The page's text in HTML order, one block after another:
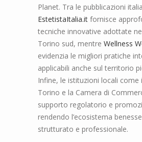
Planet. Tra le pubblicazioni
EstetistaItalia.it fornisce
tecniche innovative adottate
Torino sud, mentre Wellness
evidenzia le migliori pratiche
applicabili anche sul territorio
Infine, le istituzioni locali come
Torino e la Camera di
supporto regolatorio e
rendendo l’ecosistema
strutturato e professionale.